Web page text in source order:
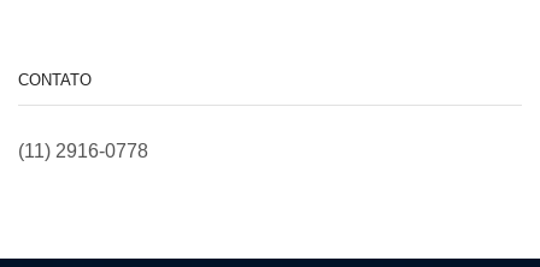
CONTATO
(11) 2916-0778